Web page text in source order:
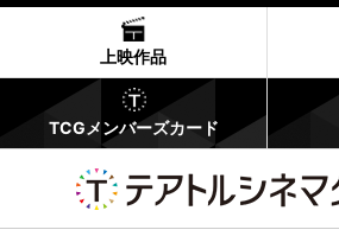
上映作品
TCGメンバーズカード